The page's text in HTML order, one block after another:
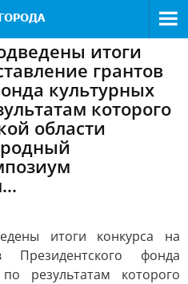
итоги
грантов
культурных
которого
области
итоги конкурса на
Президентского фонда
результатам которого